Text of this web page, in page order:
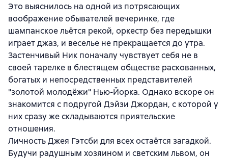
Это выяснилось на одной из потрясающих
воображение обывателей вечеринке, где
шампанское льётся рекой, оркестр без передышки
играет джаз, и веселье не прекращается до утра.
Застенчивый Ник поначалу чувствует себя не в
своей тарелке в блестящем обществе раскованных,
богатых и непосредственных представителей
"золотой молодёжи" Нью-Йорка. Однако вскоре он
знакомится с подругой Дэйзи Джордан, с которой у
них сразу же складываются приятельские
отношения.
Личность Джея Гэтсби для всех остаётся загадкой.
Будучи радушным хозяином и светским львом, он